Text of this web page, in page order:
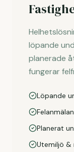
löpande
planerade
fungerar
Löpande
Planerat
Utemiljö &